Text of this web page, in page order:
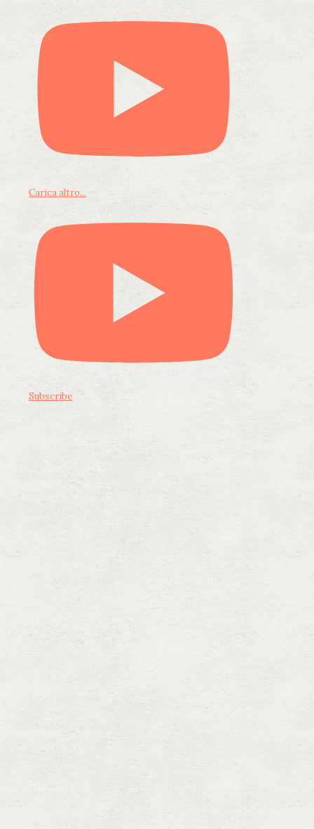
Carica altro...
Subscribe